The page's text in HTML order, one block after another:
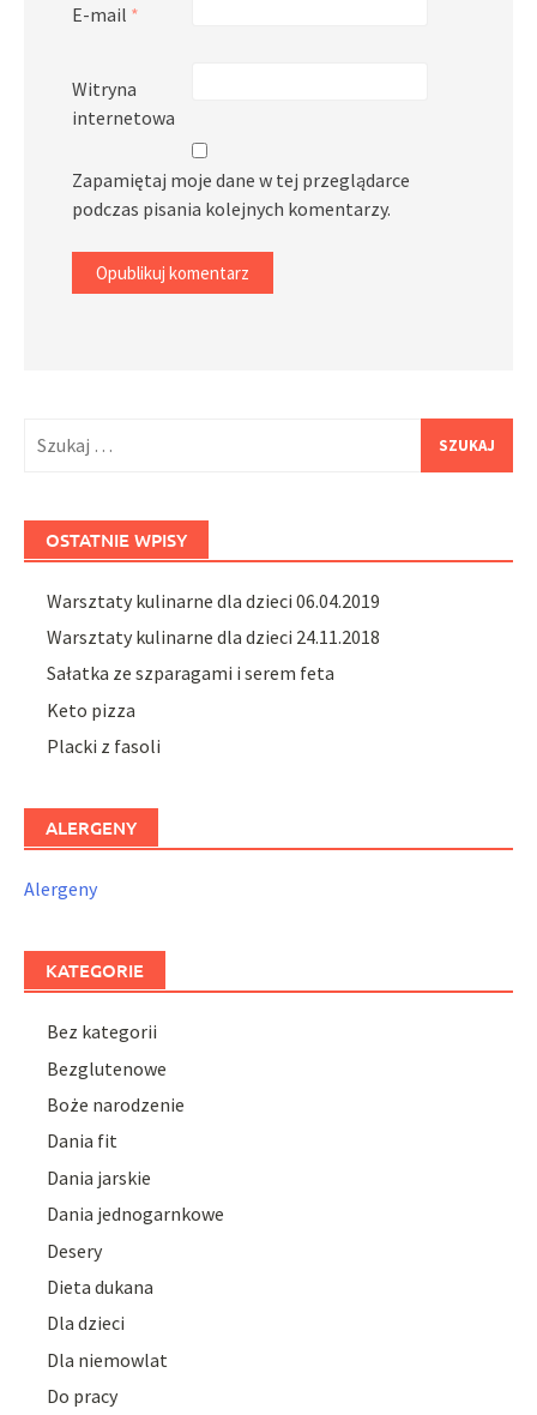
E-mail *
Witryna
internetowa
Zapamiętaj moje dane w tej przeglądarce
podczas pisania kolejnych komentarzy.
OSTATNIE WPISY
Warsztaty kulinarne dla dzieci 06.04.2019
Warsztaty kulinarne dla dzieci 24.11.2018
Sałatka ze szparagami i serem feta
Keto pizza
Placki z fasoli
ALERGENY
Alergeny
KATEGORIE
Bez kategorii
Bezglutenowe
Boże narodzenie
Dania fit
Dania jarskie
Dania jednogarnkowe
Desery
Dieta dukana
Dla dzieci
Dla niemowlat
Do pracy